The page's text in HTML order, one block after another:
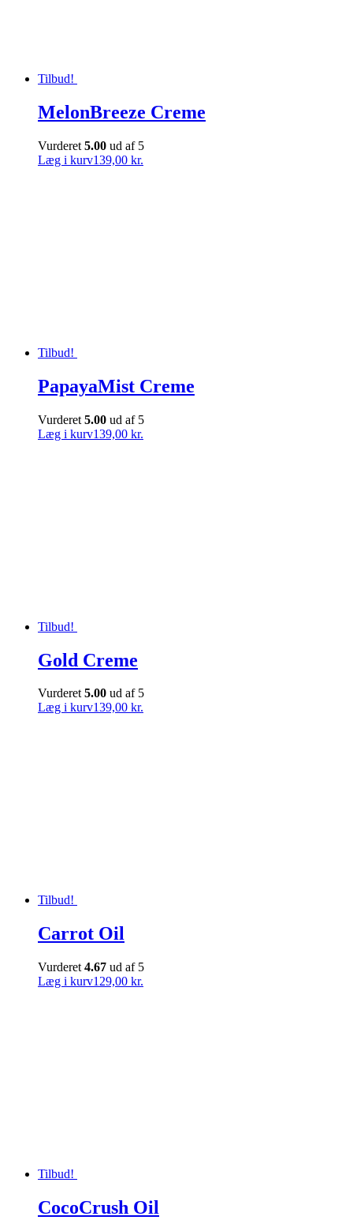
Tilbud!
MelonBreeze Creme
Vurderet 5.00 ud af 5
Læg i kurv139,00 kr.
Tilbud!
PapayaMist Creme
Vurderet 5.00 ud af 5
Læg i kurv139,00 kr.
Tilbud!
Gold Creme
Vurderet5.00 ud af 5
Læg i kurv139,00 kr.
Tilbud!
Carrot Oil
Vurderet 4.67 ud af 5
Læg i kurv129,00 kr.
Tilbud!
CocoCrush Oil